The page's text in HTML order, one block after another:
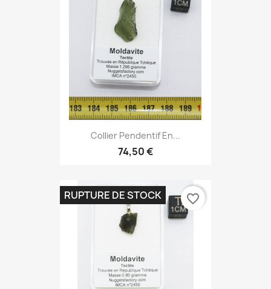
Collier Pendentif En...
74,50 €
RUPTURE DE STOCK favorite_border